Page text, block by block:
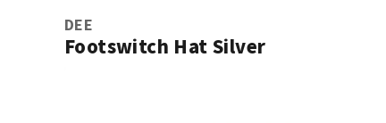
DEE
Footswitch Hat Silver